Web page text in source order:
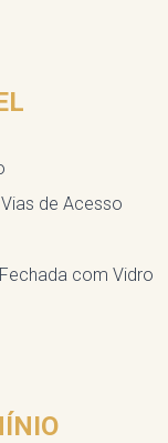
de Acesso
com Vidro